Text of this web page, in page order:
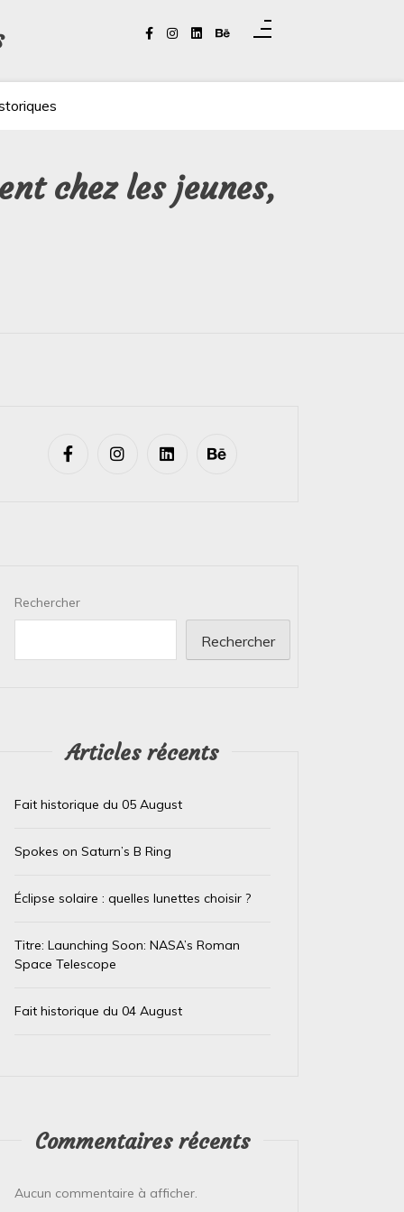
chez les jeunes,
Le trésor caché des téléphones
d’Angleterre
Rechercher
Rechercher
Articles récents
Fait historique du 05 August
Spokes on Saturn’s B Ring
Éclipse solaire : quelles lunettes choisir ?
Titre: Launching Soon: NASA’s Roman
Space Telescope
Fait historique du 04 August
Commentaires récents
Aucun commentaire à afficher.